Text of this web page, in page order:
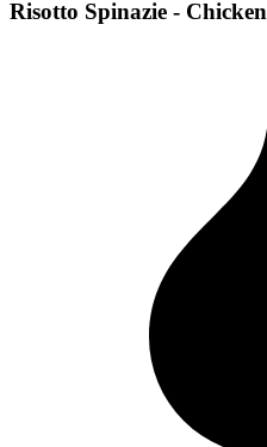
Risotto Spinazie - Chicken